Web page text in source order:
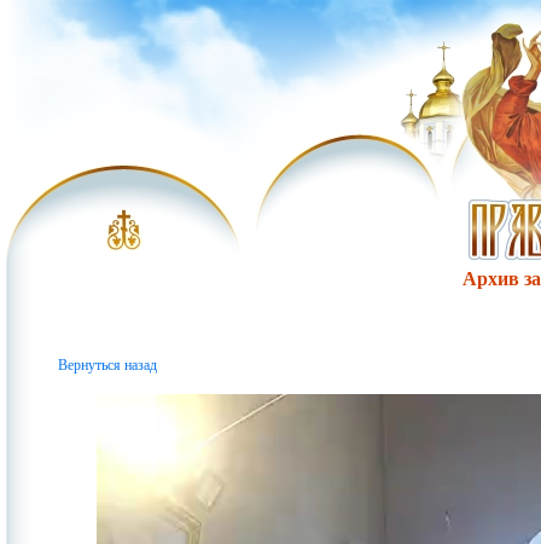
Архив
Вернуться назад